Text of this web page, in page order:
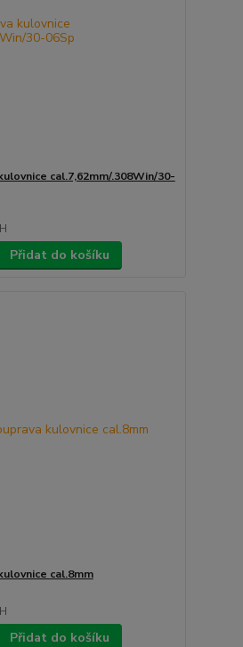
cal.7,62mm/.308Win/30-
Přidat do košíku
cal.8mm
Přidat do košíku